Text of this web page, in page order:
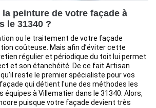
peinture de votre façade à
le 31340 ?
ou le traitement de votre façade
coûteuse. Mais afin d’éviter cette
régulier et périodique du toit lui permet
et son étanchéité. De ce fait Artisan
reste le premier spécialiste pour vos
qui détient l'une des méthodes les
équipes à Villematier dans le 31340. Alors,
puisque votre façade devient très